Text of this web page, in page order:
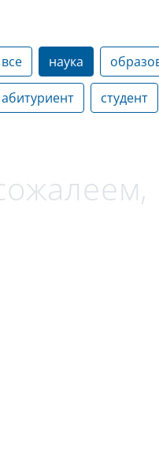
все наука
абитуриент студент